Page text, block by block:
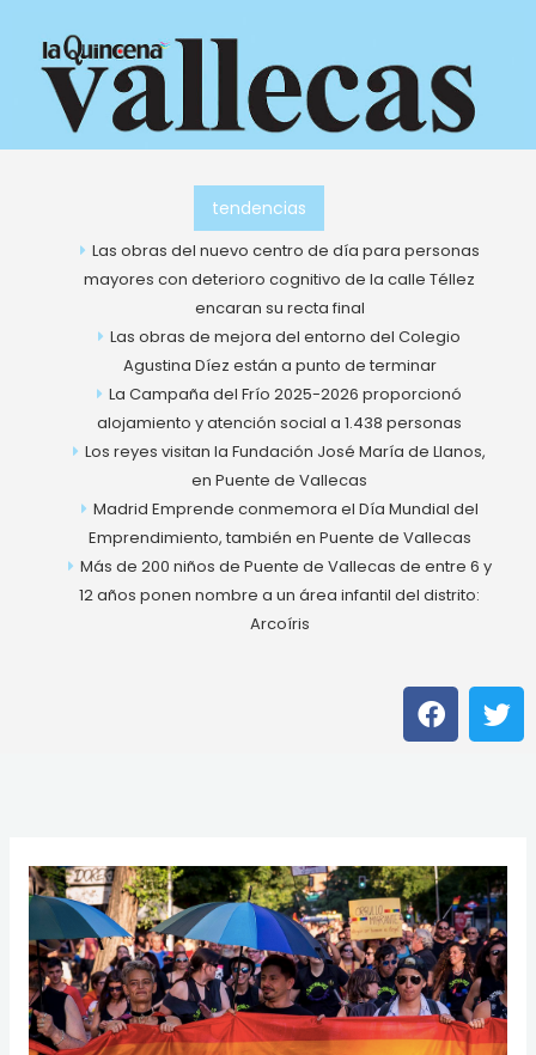
contenido
tendencias
Las obras del nuevo centro de día para personas
mayores con deterioro cognitivo de la calle Téllez
encaran su recta final
Las obras de mejora del entorno del Colegio
Agustina Díez están a punto de terminar
La Campaña del Frío 2025-2026 proporcionó
alojamiento y atención social a 1.438 personas
Los reyes visitan la Fundación José María de Llanos,
en Puente de Vallecas
Madrid Emprende conmemora el Día Mundial del
Emprendimiento, también en Puente de Vallecas
Más de 200 niños de Puente de Vallecas de entre 6 y
12 años ponen nombre a un área infantil del distrito:
Arcoíris
F
a
c
o
k
T
w
i
r